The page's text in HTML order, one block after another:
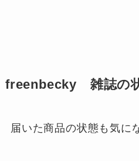
freenbecky 雑誌の
届いた商品の状態も気に